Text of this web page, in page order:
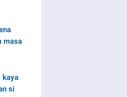
masa
kaya
si